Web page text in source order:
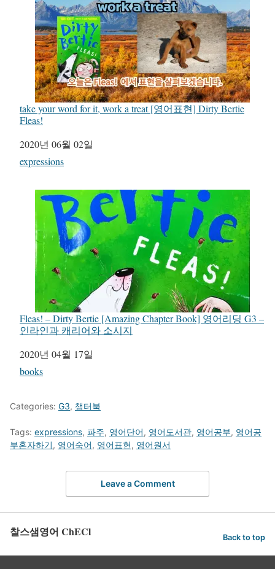
take your word for it, work a treat [영어표현] Dirty Bertie
Fleas!
일자
2020년 06월 02일
관련 항목
expressions
Fleas! – Dirty Bertie [Amazing Chapter Book] 영어리딩 G3 –
인라인과 캐리어와 소시지
일자
2020년 04월 17일
관련 항목
books
Categories: G3, 챕터북
Tags: expressions, 파주, 영어단어, 영어도서관, 영어공부, 영어공
부혼자하기, 영어숙어, 영어표현, 영어원서
Leave a Comment
찰스샘영어 ChECl Back to top